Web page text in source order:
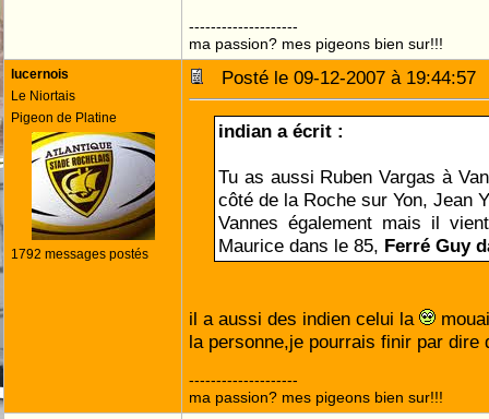
--------------------
ma passion? mes pigeons bien sur!!!
lucernois
Le Niortais
Pigeon de Platine
1792 messages postés
Posté le 09-12-2007 à
indian a écrit :
Tu as aussi Ruben Vargas à
côté de la Roche sur Yon, Jean
Vannes également mais il
Maurice dans le 85, Ferré Guy
il a aussi des indien celui la
la personne,je pourrais finir par
--------------------
ma passion? mes pigeons bien sur!!!